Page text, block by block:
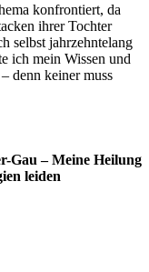
konfrontiert, da
ihrer Tochter
selbst jahrzehntelang
ich mein Wissen und
denn keiner muss
Gau – Meine Heilung
leiden